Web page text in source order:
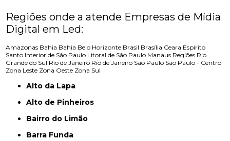
Regiões onde a atende Empresas de Mídia
Digital em Led:
Amazonas Bahia Bahia Belo Horizonte Brasil Brasília Ceara Espírito
Santo Interior de São Paulo Litoral de São Paulo Manaus Regiões Rio
Grande do Sul Rio de Janeiro Rio de Janeiro São Paulo São Paulo - Centro
Zona Leste Zona Oeste Zona Sul
Alto da Lapa
Alto de Pinheiros
Bairro do Limão
Barra Funda